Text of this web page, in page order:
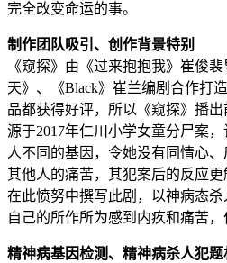
完全改变命运的事。
制作团队吸引、创作背景特别
《窥探》由《过来抱抱我》崔俊
天》、《Black》崔兰编剧合作打
品都获得好评，所以《窥探》播
源于2017年仁川小学女童分尸案
人不同的基因，令她没有同情心
其他人的痛苦，其犯案后的反应
在此愤努中撰写此剧，以神病态
自己的所作所为感到内疚和痛苦，
精神病基因检测、精神病杀人犯题